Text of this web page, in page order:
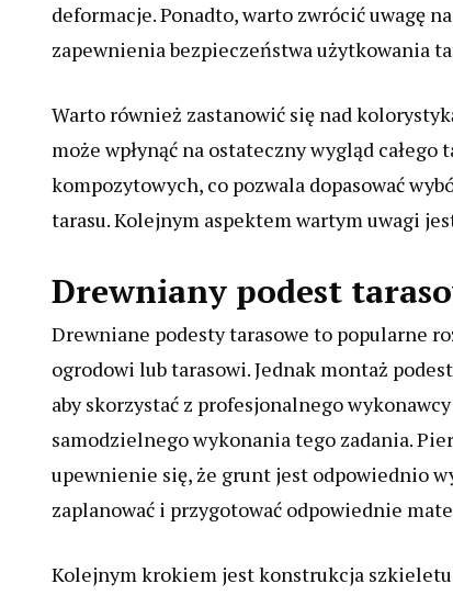
deformacje. Ponadto, warto zwrócić uwagę
zapewnienia bezpieczeństwa użytkowania
Warto również zastanowić się nad
może wpłynąć na ostateczny wygląd
kompozytowych, co pozwala dopasować
tarasu. Kolejnym aspektem wartym uwagi
Drewniany podest
Drewniane podesty tarasowe to popularne
ogrodowi lub tarasowi. Jednak montaż
aby skorzystać z profesjonalnego
samodzielnego wykonania tego zadania.
upewnienie się, że grunt jest odpowiednio
zaplanować i przygotować odpowiednie
Kolejnym krokiem jest konstrukcja